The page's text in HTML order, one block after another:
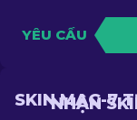
YÊU CẦU
NHẬN
SKIN MAG-7